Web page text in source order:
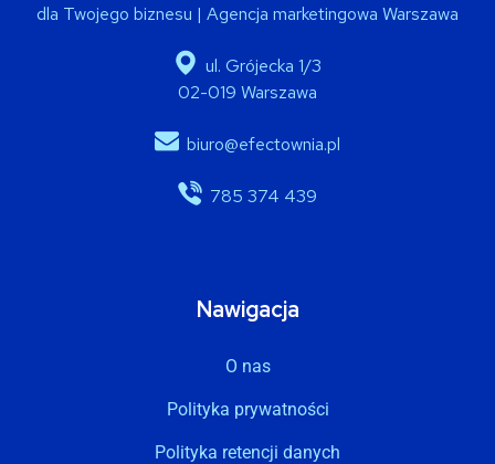
dla Twojego biznesu | Agencja marketingowa Warszawa
ul. Grójecka 1/3
02-019 Warszawa
biuro@efectownia.pl
785 374 439
Nawigacja
O nas
Polityka prywatności
Polityka retencji danych